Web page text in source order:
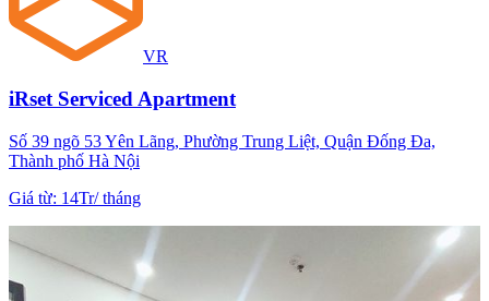
VR
iRset Serviced Apartment
Số 39 ngõ 53 Yên Lãng, Phường Trung Liệt, Quận Đống Đa,
Thành phố Hà Nội
Giá từ: 14Tr/tháng